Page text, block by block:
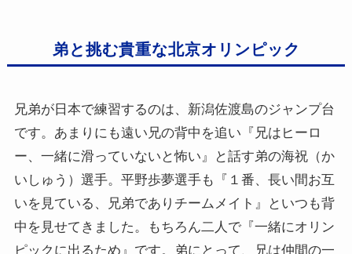
弟と挑む貴重な北京オリンピック
兄弟が日本で練習するのは、新潟佐渡島のジャンプ台
です。あまりにも遠い兄の背中を追い『兄はヒーロ
ー、一緒に滑っていないと怖い』と話す弟の海祝（か
いしゅう）選手。平野歩夢選手も『１番、長い間お互
いを見ている、兄弟でありチームメイト』といつも背
中を見せてきました。もちろん二人で『一緒にオリン
ピックに出るため』です。弟にとって、兄は仲間の一